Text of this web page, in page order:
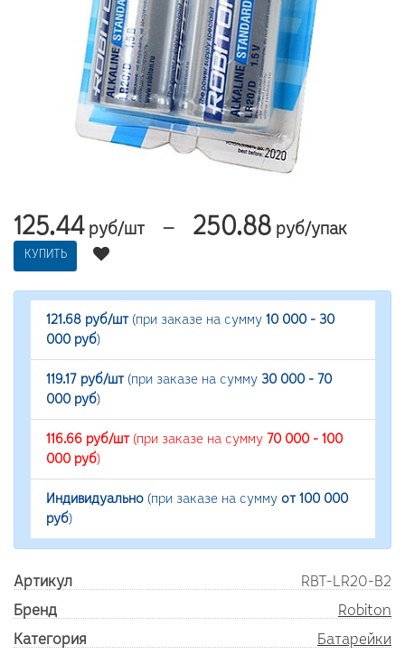
125.44руб/шт — 250.88 руб/упак
КУПИТЬ
121.68 руб/шт(при заказе на сумму 10 000 - 30
000 руб)
119.17 руб/шт(при заказе на сумму 30 000 - 70
000 руб)
116.66 руб/шт(при заказе на сумму 70 000 - 100
000 руб)
Индивидуально (при заказе на сумму от 100 000
руб)
Артикул
RBT-LR20-B2
Бренд
Robiton
Категория
Батарейки